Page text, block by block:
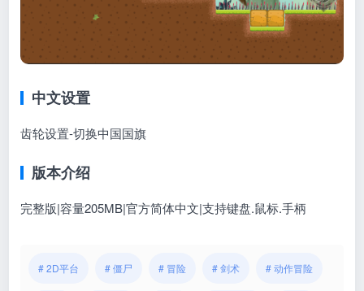
中文设置
齿轮设置-切换中国国旗
版本介绍
完整版|容量205MB|官方简体中文|支持键盘.鼠标.手柄
# 2D平台 # 僵尸 # 冒险 # 剑术 # 动作冒险